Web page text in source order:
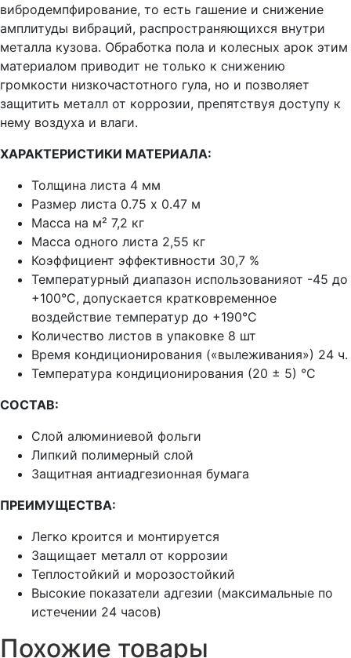
вибродемпфирование, то есть гашение и снижение
амплитуды вибраций, распространяющихся внутри
металла кузова. Обработка пола и колесных арок этим
материалом приводит не только к снижению
громкости низкочастотного гула, но и позволяет
защитить металл от коррозии, препятствуя доступу к
нему воздуха и влаги.
ХАРАКТЕРИСТИКИ МАТЕРИАЛА:
Толщина листа 4 мм
Размер листа 0.75 x 0.47 м
Масса на м² 7,2 кг
Масса одного листа 2,55 кг
Коэффициент эффективности 30,7 %
Температурный диапазон использованияот -45 до
+100°С, допускается кратковременное
воздействие температур до +190°С
Количество листов в упаковке 8 шт
Время кондиционирования («вылеживания») 24 ч.
Температура кондиционирования (20 ± 5) °C
СОСТАВ:
Слой алюминиевой фольги
Липкий полимерный слой
Защитная антиадгезионная бумага
ПРЕИМУЩЕСТВА:
Легко кроится и монтируется
Защищает металл от коррозии
Теплостойкий и морозостойкий
Высокие показатели адгезии (максимальные по
истечении 24 часов)
Похожие товары